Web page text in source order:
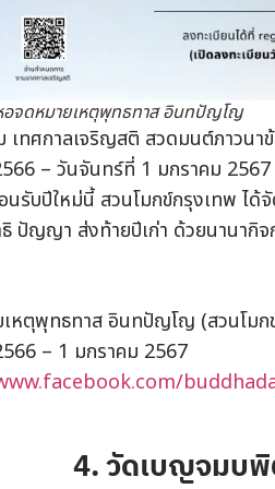
อจดหมายเหตุพุทธทาส อินทปัญโญ
เทศกาลเจริญสติ สวดมนต์ภาวน
– วันจันทร์ที่ 1 มกราคม
นรับปีใหม่นี้ สวนโมกข์กรุงเทพ
ปัญญา ส่งท้ายปีเก่า ด้วยนานา
หตุพุทธทาส อินทปัญโญ (สวนโมก
– 1 มกราคม 2567
4. วัดเบญจมบ